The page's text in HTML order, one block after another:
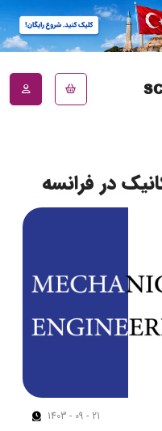
در فرانسه
1403 - 09 - 21